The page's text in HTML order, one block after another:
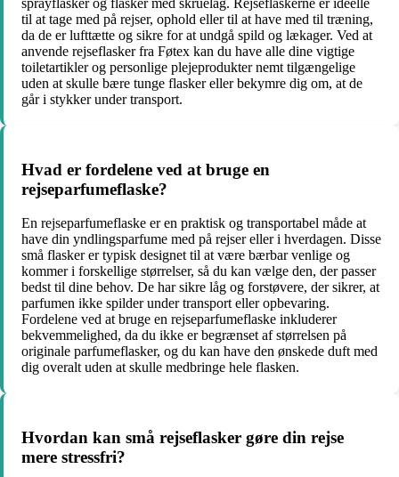
til at tage med på rejser, ophold eller til at have med til træning,
da de er lufttætte og sikre for at undgå spild og lækager. Ved at
anvende rejseflasker fra Føtex kan du have alle dine vigtige
toiletartikler og personlige plejeprodukter nemt tilgængelige
uden at skulle bære tunge flasker eller bekymre dig om, at de
går i stykker under transport.
Hvad er fordelene ved at bruge en
rejseparfumeflaske?
En rejseparfumeflaske er en praktisk og transportabel måde at
have din yndlingsparfume med på rejser eller i hverdagen. Disse
små flasker er typisk designet til at være bærbar venlige og
kommer i forskellige størrelser, så du kan vælge den, der passer
bedst til dine behov. De har sikre låg og forstøvere, der sikrer, at
parfumen ikke spilder under transport eller opbevaring.
Fordelene ved at bruge en rejseparfumeflaske inkluderer
bekvemmelighed, da du ikke er begrænset af størrelsen på
originale parfumeflasker, og du kan have den ønskede duft med
dig overalt uden at skulle medbringe hele flasken.
Hvordan kan små rejseflasker gøre din rejse
mere stressfri?